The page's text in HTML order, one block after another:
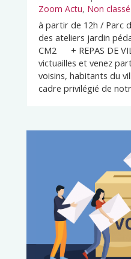
Zoom Actu, Non classé
à partir de 12h / Parc
des ateliers jardin
CM2 + REPAS DE
victuailles et venez
voisins, habitants du
cadre privilégié de